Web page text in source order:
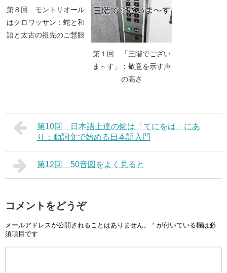
第８回 モントリオール
はクロワッサン：蛇と和
語と太古の祖先のご慧眼
第１回 「三階でござい
ま～す」：敬意を示す声
の高さ
第10回 日本語上達の鍵は「てにをは」にあ
り：動詞文で始める日本語入門
第12回 50音図をよく見ると
コメントをどうぞ
メールアドレスが公開されることはありません。 * が付いている欄は必
須項目です